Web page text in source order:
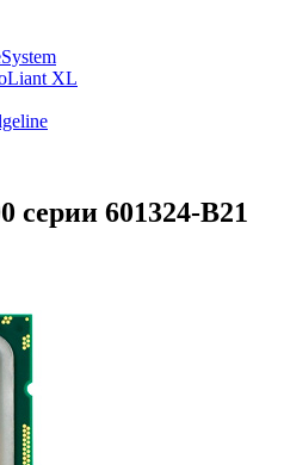
XL
серии 601324-B21